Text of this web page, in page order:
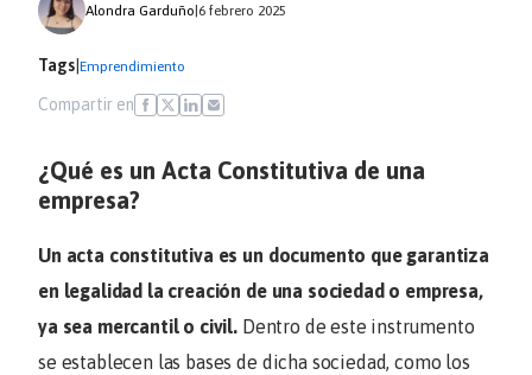
Alondra Garduño|6 febrero 2025
Tags Emprendimiento
Compartir en
¿Qué es un Acta Constitutiva de una
empresa?
Un acta constitutiva es un documento que garantiza
en legalidad la creación de una sociedad o empresa,
ya sea mercantil o civil. Dentro de este instrumento
se establecen las bases de dicha sociedad, como los